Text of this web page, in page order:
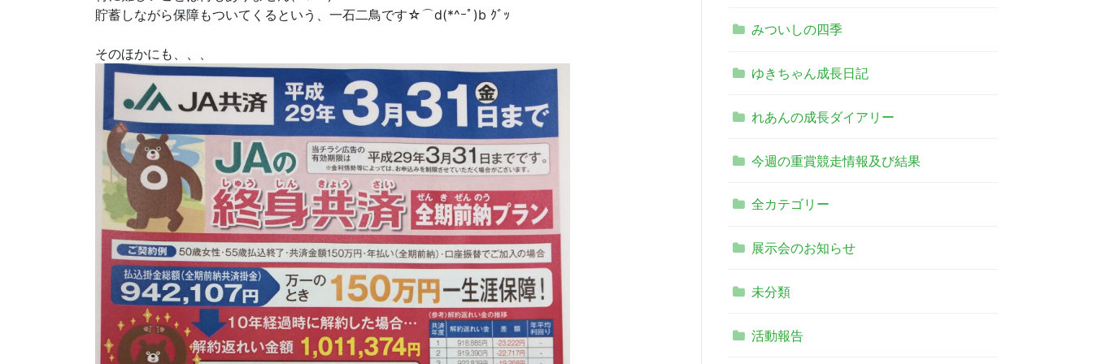
貯蓄しながら保障もついてくるという、一石二鳥です☆⌒d(*^ｰﾟ)b ｸﾞｯ
そのほかにも、、、
みついしの四季
ゆきちゃん成長日記
れあんの成長ダイアリー
今週の重賞競走情報及び結果
全カテゴリー
展示会のお知らせ
未分類
活動報告